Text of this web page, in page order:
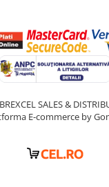
SALES &
E-commerce by